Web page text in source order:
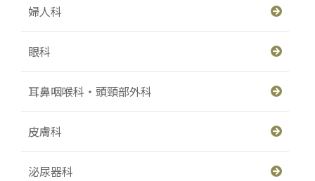
婦人科
眼科
耳鼻咽喉科・頭頸部外科
皮膚科
泌尿器科